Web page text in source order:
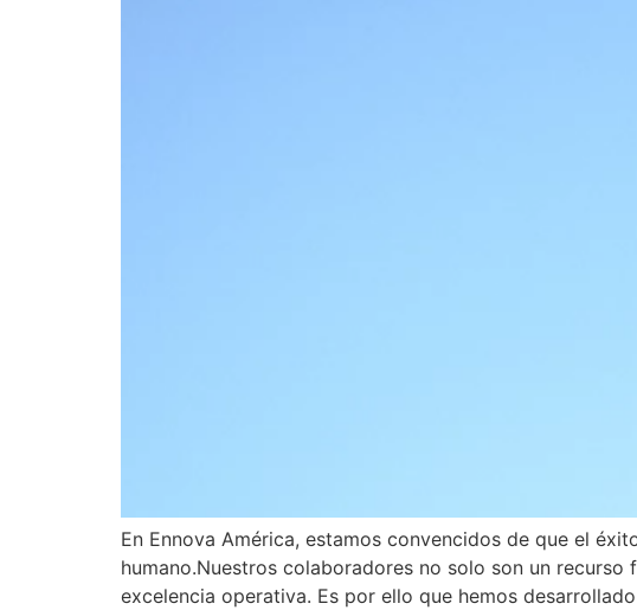
En Ennova América, estamos convencidos de que el
humano.Nuestros colaboradores no solo son un
excelencia operativa. Es por ello que hemos